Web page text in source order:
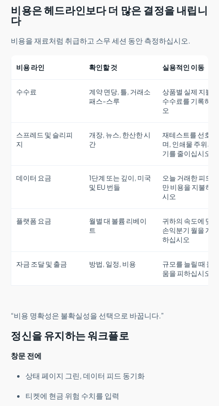
비용은 헤드라인보다 더 많은 결정을 내립니
다
비용을 재료처럼 취급하고 스무 세션 동안 측정하십시오.
비용 라인 확인할 것 실용적인 이동
수수료
계약 면당, 틀, 거래소
패스-스루
상품별 실제 지불한
수수료를 기록하
오
스프레드 및 슬리피
지
개장, 뉴스, 한산한 시
간
재테스트를 선호하
며, 인쇄물 주위의
기를 줄이십시오
데이터 요금
1단계 또는 깊이, 미국
및 EU 번들
오늘 거래한 피드에
만 비용을 지불하십
시오
플랫폼 요금
월별 대 볼륨 리베이
트
귀하의 속도에 맞는
손익분기 월을 계산
하십시오
자금 조달 및 출금 방법, 일정, 비용
규모를 늘릴 때 놀
움을 피하십시오
“비용 명확성은 불확실성을 선택으로 바꿉니다.”
정신을 유지하는 워크플로
창문 전에
상태 페이지 그린, 데이터 피드 동기화
티켓에 현금 위험 수치를 입력